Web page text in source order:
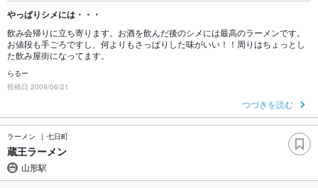
やっぱりシメには・・・
飲み会帰りに立ち寄ります。お酒を飲んだ後のシメには最高のラーメンです。
お値段も手ごろですし、何よりもさっぱりした味がいい！！周りはちょっとし
た飲み屋街になってます。
らるー
投稿日 2009/06/21
つづきを読む
ラーメン 七日町
蔵王ラーメン
山形駅